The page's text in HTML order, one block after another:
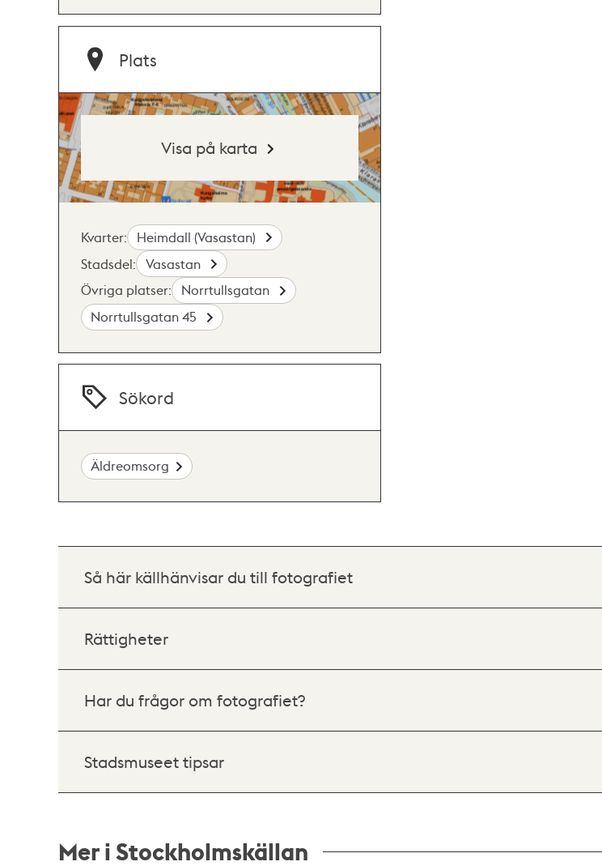
Plats
Visa på karta
Kvarter:
Heimdall (Vasastan)
Stadsdel:
Vasastan
Övriga platser:
Norrtullsgatan
Norrtullsgatan 45
Sökord
Äldreomsorg
Så här källhänvisar du till fotografiet
Rättigheter
Har du frågor om fotografiet?
Stadsmuseet tipsar
Mer i Stockholmskällan